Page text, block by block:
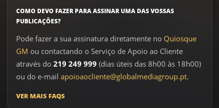
COMO DEVO FAZER PARA ASSINAR UMA DAS VOSSAS
PUBLICAÇÕES?
Pode fazer a sua assinatura diretamente no Quiosque
GM ou contactando o Serviço de Apoio ao Cliente
através do 219 249 999 (dias úteis das 8h00 às 18h00)
ou do e-mail apoioaocliente@globalmediagroup.pt.
VER MAIS FAQS